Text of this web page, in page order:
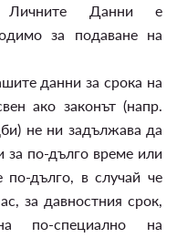
Личните Данни е
за подаване на
данни за срока на
ако законът (напр.
не ни задължава да
за по-дълго време или
дълго, в случай че
за давностния срок,
по-специално на